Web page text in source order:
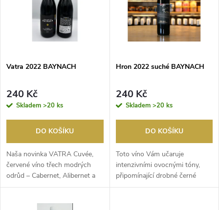
p
r
o
d
u
Abecedně
s
p
r
d
u
Vatra 2022 BAYNACH
240 Kč
Skladem >20 ks
DO KOŠÍKU
Naša novinka VATRA Cuvée,
červené víno třech modrých
odrůd – Cabernet, Alibernet a
Pinot Noir. Vznik...
Hron 2022 suché BAYNACH
240 Kč
Skladem >20 ks
DO KOŠÍKU
Toto víno Vám učaruje
intenzivními ovocnými tóny,
připomínající drobné černé
bobulové ovoce, zároveň...